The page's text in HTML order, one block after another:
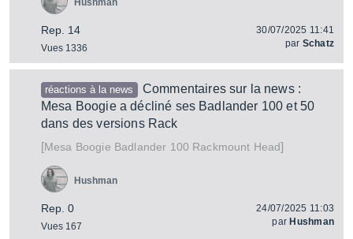
Rep. 14
Vues 1336
Hushman
30/07/2025 11:41
par Schatz
réactions à la news
Commentaires sur la news :
Mesa Boogie a décliné ses Badlander 100 et 50
dans des versions Rack
[Mesa Boogie Badlander 100 Rackmount Head]
Rep. 0
Vues 167
Hushman
24/07/2025 11:03
par Hushman